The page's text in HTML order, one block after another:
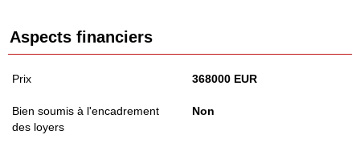
Aspects financiers
Prix 368000 EUR
Bien soumis à l'encadrement
des loyers
Non